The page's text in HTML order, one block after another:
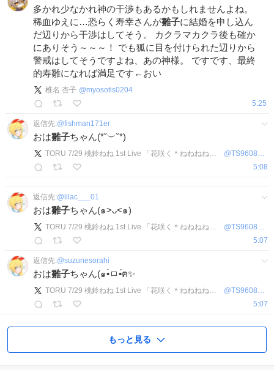
多かれ少なかれ神の干渉もあるかもしれませんよね。
稀血ゆえに…恐らく寿幸さんが雛子に結婚を申し込ん
だ辺りから干渉はしてそう。 カクラマカクラ後も確か
にありそう～～～！ でも狐に目を付けられた辺りから
警戒はしてそうですよね、あの神様。 ですです、最終
的寿雛になれば満足です←おい
椎名 杏子 @myosotis0204
5:25
返信先:@fishman171er
おは雛子ちゃん(*˘︶˘*)
TORU 7/29 桃鈴ねね 1st Live 「花咲く＊ねねねねねねねね超開花！」参戦 @TS96086460
5:08
返信先:@ lilac___01
おは雛子ちゃん(๑>ᴗ<๑)
TORU 7/29 桃鈴ねね 1st Live 「花咲く＊ねねねねねねねね超開花！」参戦 @TS96086460
5:07
返信先:@suzunesorahi
おは雛子ちゃん(๑•̀ㅁ•́ฅ✨
TORU 7/29 桃鈴ねね 1st Live 「花咲く＊ねねねねねねねね超開花！」参戦 @TS96086460
5:07
もっと見る